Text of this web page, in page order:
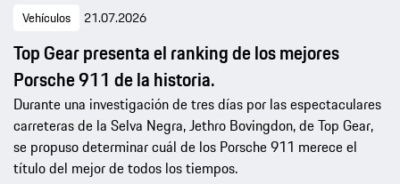
Vehículos 21.07.2026
Top Gear presenta el ranking de los mejores
Porsche 911 de la historia.
Durante una investigación de tres días por las espectaculares
carreteras de la Selva Negra, Jethro Bovingdon, de Top Gear,
se propuso determinar cuál de los Porsche 911 merece el
título del mejor de todos los tiempos.